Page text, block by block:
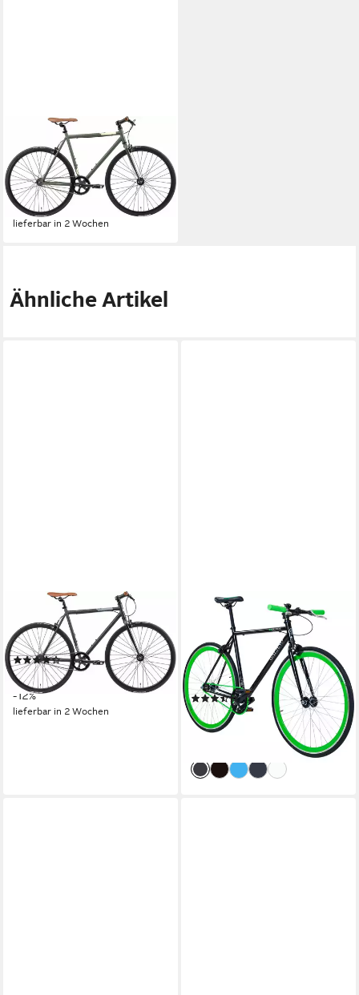
Singlespeed, 1 Gang Shimano,
für Damen und Herren
ab 272,51 € UVP309,90 €
-12%
lieferbar in 2 Wochen
Ähnliche Artikel
Singlespeed, 1 Gang Shimano,
für Damen und Herren
(2)
ab 272,51 € 309,90 €
-12%
lieferbar in 2 Wochen
GALANO
Singlespeed Blade, 1 Gang,
ohne Schaltung, Fixie Fahrrad
Singlespeed Damen Herren
165 - 195 cm retro Urban
Bike
(8)
249,00 € UVP 389,00 €
-36%
lieferbar - in 5-6 Werktagen bei dir